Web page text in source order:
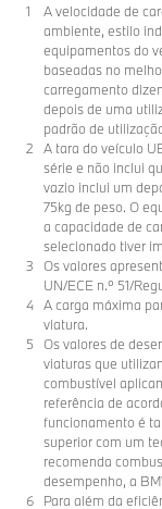
A velocidade de
ambiente, estilo
equipamentos do
baseadas no
carregamento
depois de uma
padrão de
A tara do veículo
série e não inclui
vazio inclui um
75kg de peso. O
a capacidade de
selecionado tiver
Os valores
UN/ECE n.º 51/
A carga máxima
viatura.
Os valores de
viaturas que
combustível
referência de
funcionamento é
superior com um
recomenda
desempenho, a
Para além da